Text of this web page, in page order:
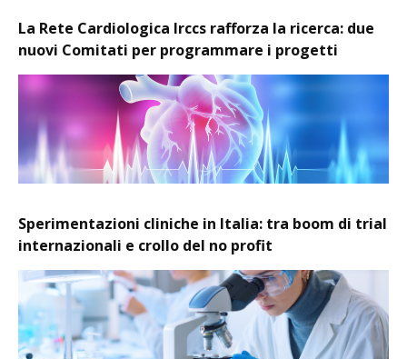
La Rete Cardiologica Irccs rafforza la ricerca: due
nuovi Comitati per programmare i progetti
Sperimentazioni cliniche in Italia: tra boom di trial
internazionali e crollo del no profit